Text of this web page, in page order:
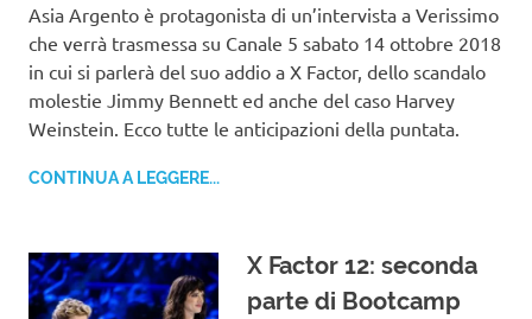
Asia Argento è protagonista di un’intervista a Verissimo
che verrà trasmessa su Canale 5 sabato 14 ottobre 2018
in cui si parlerà del suo addio a X Factor, dello scandalo
molestie Jimmy Bennett ed anche del caso Harvey
Weinstein. Ecco tutte le anticipazioni della puntata.
CONTINUA A LEGGERE...
X Factor 12: seconda
parte di Bootcamp